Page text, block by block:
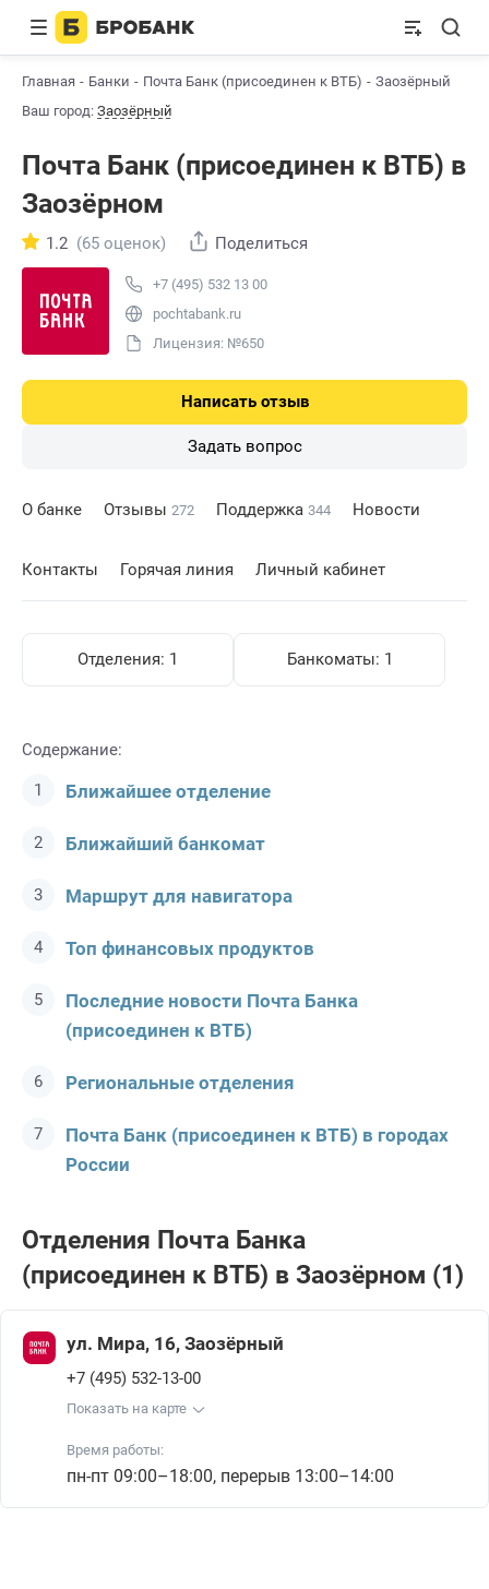
Главная Банки Почта Банк (присоединен к ВТБ)
Заозёрный
Ваш город: Заозёрный
Почта Банк (присоединен к ВТБ) в
Заозёрном
+7 (495) 532 13 00
pochtabank.ru
Лицензия: №650
1.2 (65 оценок) Поделиться
Написать отзыв
Задать вопрос
О банке Отзывы 272 Поддержка 344 Новости
Контакты Горячая линия Личный кабинет
Отделения: 1 Банкоматы: 1
Содержание:
Ближайшее отделение
Ближайший банкомат
Маршрут для навигатора
Топ финансовых продуктов
Последние новости Почта Банкa
(присоединен к ВТБ)
Региональные отделения
Почта Банк (присоединен к ВТБ) в городах
России
Отделения Почта Банкa
(присоединен к ВТБ) в Заозёрном (1)
ул. Мира, 16, Заозёрный
+7 (495) 532-13-00
Показать на карте
Время работы:
пн-пт 09:00–18:00, перерыв 13:00–14:00